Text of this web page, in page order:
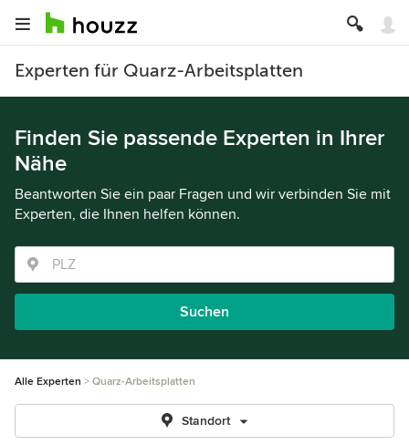
Experten für Quarz-Arbeitsplatten
Finden Sie passende Experten in Ihrer
Nähe
Beantworten Sie ein paar Fragen und wir verbinden Sie mit
Experten, die Ihnen helfen können.
Suchen
Alle Experten Quarz-Arbeitsplatten
Standort